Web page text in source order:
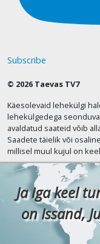
Subscribe
© 2026 Taevas TV7
Käesolevaid lehekülgi
lehekülgedega
avaldatud saateid võib
Saadete täielik või
millisel muul kujul on
Ja iga keel
on Issand,